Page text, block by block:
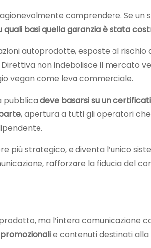
comprendere. Se un
quali basi quella garanzia è stata
autoprodotte, esposte al
non indebolisce il mercato
vegan come leva commerciale.
pubblica deve basarsi su un
, apertura a tutti gli operatori
più strategico, e diventa l’unico
rafforzare la fiducia del
ma l’intera comunicazione
e contenuti destinati alla